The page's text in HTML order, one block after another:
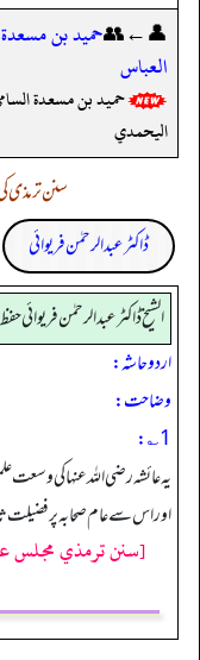
👤←👥حميد بن مسعدة
العباس
حميد بن مسعدة
اليحمدي
سنن ترمذی کی حدیث
ڈاکٹر عبدالرحمٰن فریوائی
الشیخ ڈاکٹر عبد الرحمٰن فریوائی
اردو حاشہ:
وضاحت:
1؎:
یہ عائشہ رضی اللہ عنہا کی وسعت
اوراس سے عام صحابہ پر
[سنن ترمذي مجلس